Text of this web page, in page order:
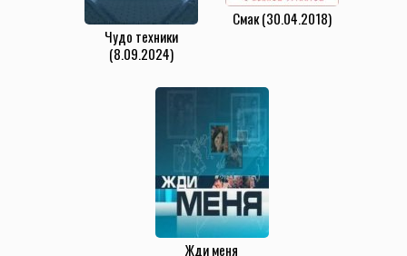
Чудо техники
(8.09.2024)
Смак (30.04.2018)
Жди меня